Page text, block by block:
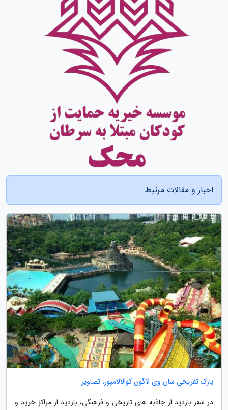
اخبار و مقالات مرتبط
پارک تفریحی سان وی لاگون کوالالامپور، تصاویر
در سفر بازدید از جاذبه های تاریخی و فرهنگی، بازدید از مراکز خرید و